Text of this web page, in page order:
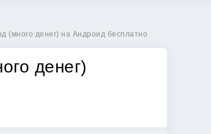
(много денег) на Андроид бесплатно
денег)